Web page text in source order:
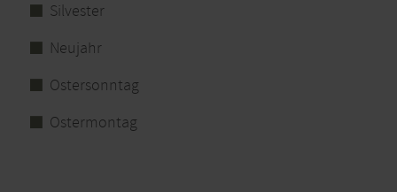
Silvester
Neujahr
Ostersonntag
Ostermontag